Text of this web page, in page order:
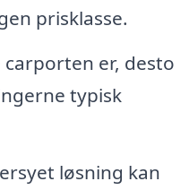
prisklasse.
carporten er, desto
typisk
løsning kan